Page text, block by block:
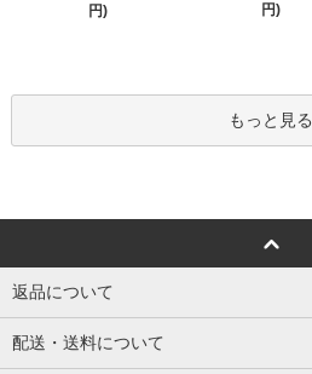
円)
円)
もっと見る
返品について
配送・送料について